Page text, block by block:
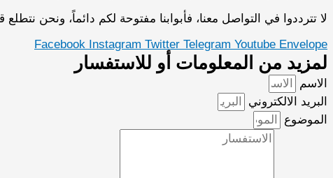
لا تترددوا في التواصل معنا، فأبوابنا مفتوحة لكم دائماً، ونحن
Facebook Instagram Twitter Telegram Youtube Envelope
لمزيد من المعلومات أو للاستفسار
الاسم
البريد الالكتروني
الموضوع